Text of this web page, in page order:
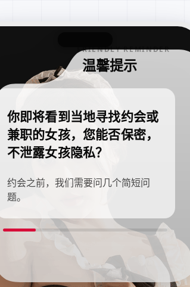
FRIENDLY REMINDER
温馨提示
你即将看到当地寻找约会或
兼职的女孩，您能否保密，
不泄露女孩隐私？
约会之前，我们需要问几个简短问
题。